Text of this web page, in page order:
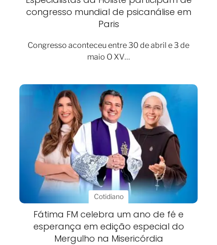
congresso mundial de psicanálise em
Paris
Congresso aconteceu entre 30 de abril e 3 de
maio O XV…
Cotidiano
Fátima FM celebra um ano de fé e
esperança em edição especial do
Mergulho na Misericórdia